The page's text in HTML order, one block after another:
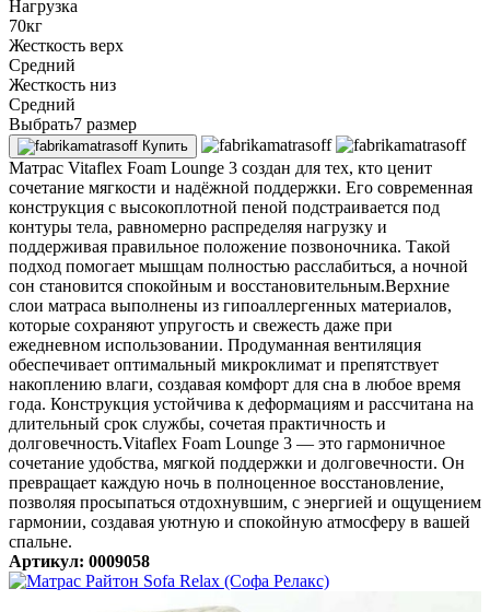
Нагрузка
70кг
Жесткость верх
Средний
Жесткость низ
Средний
Выбрать7 размер
Купить
Матрас Vitaflex Foam Lounge 3 создан для тех, кто ценит
сочетание мягкости и надёжной поддержки. Его современная
конструкция с высокоплотной пеной подстраивается под
контуры тела, равномерно распределяя нагрузку и
поддерживая правильное положение позвоночника. Такой
подход помогает мышцам полностью расслабиться, а ночной
сон становится спокойным и восстановительным.Верхние
слои матраса выполнены из гипоаллергенных материалов,
которые сохраняют упругость и свежесть даже при
ежедневном использовании. Продуманная вентиляция
обеспечивает оптимальный микроклимат и препятствует
накоплению влаги, создавая комфорт для сна в любое время
года. Конструкция устойчива к деформациям и рассчитана на
длительный срок службы, сочетая практичность и
долговечность.Vitaflex Foam Lounge 3 — это гармоничное
сочетание удобства, мягкой поддержки и долговечности. Он
превращает каждую ночь в полноценное восстановление,
позволяя просыпаться отдохнувшим, с энергией и ощущением
гармонии, создавая уютную и спокойную атмосферу в вашей
спальне.
Артикул: 0009058